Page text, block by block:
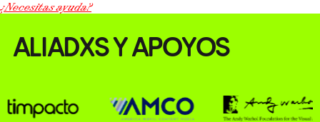
¿Necesitas ayuda?
ALIADXS Y APOYOS